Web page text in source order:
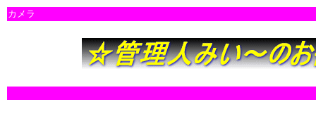
カメラ